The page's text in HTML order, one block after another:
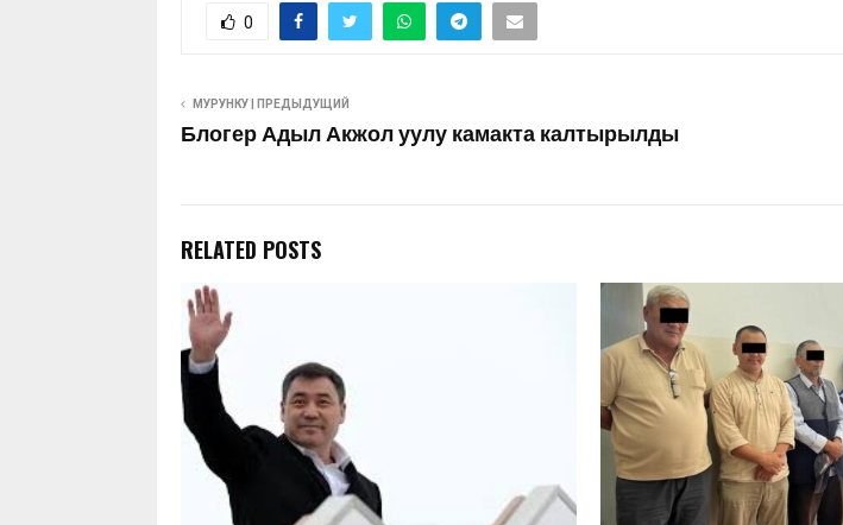
0
МУРУНКУ | ПРЕДЫДУЩИЙ
Блогер Адыл Акжол уулу камакта калтырылды
RELATED POSTS